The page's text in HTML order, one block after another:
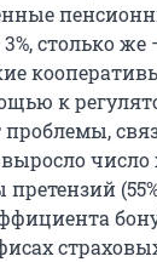
столько же
к